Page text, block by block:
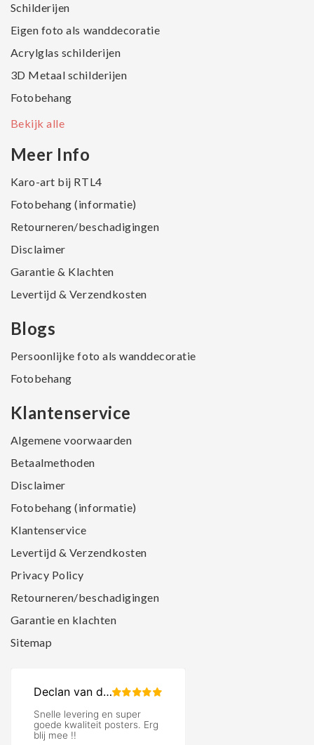
Schilderijen
Eigen foto als wanddecoratie
Acrylglas schilderijen
3D Metaal schilderijen
Fotobehang
Bekijk alle
Meer Info
Karo-art bij RTL4
Fotobehang (informatie)
Retourneren/beschadigingen
Disclaimer
Garantie & Klachten
Levertijd & Verzendkosten
Blogs
Persoonlijke foto als wanddecoratie
Fotobehang
Klantenservice
Algemene voorwaarden
Betaalmethoden
Disclaimer
Fotobehang (informatie)
Klantenservice
Levertijd & Verzendkosten
Privacy Policy
Retourneren/beschadigingen
Garantie en klachten
Sitemap